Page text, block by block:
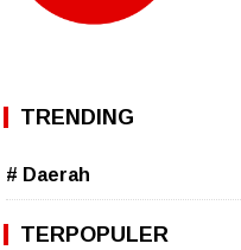
TRENDING
# Daerah
TERPOPULER